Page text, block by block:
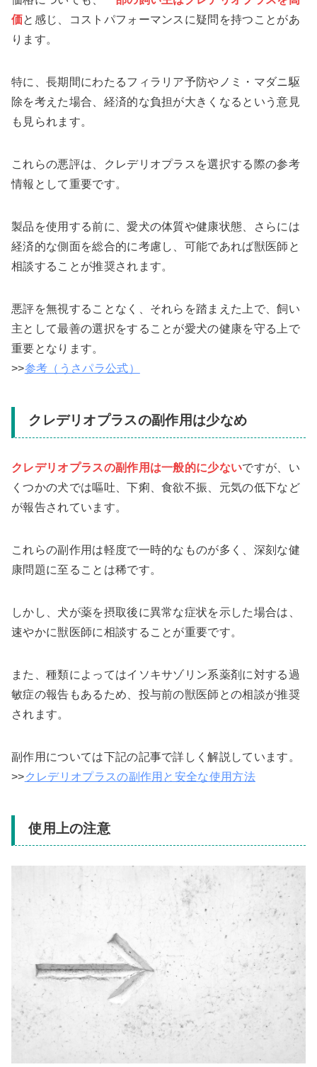
価と感じ、コストパフォーマンスに疑問を持つことがあ
ります。
特に、長期間にわたるフィラリア予防やノミ・マダニ駆
除を考えた場合、経済的な負担が大きくなるという意見
も見られます。
これらの悪評は、クレデリオプラスを選択する際の参考
情報として重要です。
製品を使用する前に、愛犬の体質や健康状態、さらには
経済的な側面を総合的に考慮し、可能であれば獣医師と
相談することが推奨されます。
悪評を無視することなく、それらを踏まえた上で、飼い
主として最善の選択をすることが愛犬の健康を守る上で
重要となります。
>>参考（うさパラ公式）
クレデリオプラスの副作用は少なめ
クレデリオプラスの副作用は一般的に少ないですが、い
くつかの犬では嘔吐、下痢、食欲不振、元気の低下など
が報告されています。
これらの副作用は軽度で一時的なものが多く、深刻な健
康問題に至ることは稀です。
しかし、犬が薬を摂取後に異常な症状を示した場合は、
速やかに獣医師に相談することが重要です。
また、種類によってはイソキサゾリン系薬剤に対する過
敏症の報告もあるため、投与前の獣医師との相談が推奨
されます。
副作用については下記の記事で詳しく解説しています。
>>クレデリオプラスの副作用と安全な使用方法
使用上の注意